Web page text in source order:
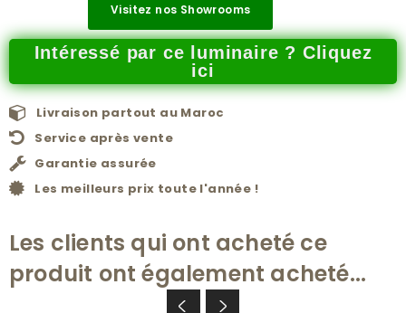
Visitez nos Showrooms
Intéressé par ce luminaire ? Cliquez
ici
Livraison partout au Maroc
Service après vente
Garantie assurée
Les meilleurs prix toute l'année !
Les clients qui ont acheté ce
produit ont également acheté...